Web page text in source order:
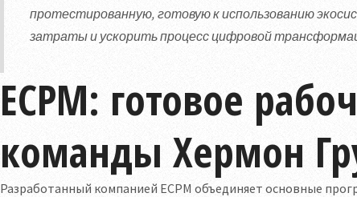
протестированную, готовую к использованию
затраты и ускорить процесс цифровой
ЕСРМ: готовое
команды Хермон
Разработанный компанией ЕСРМ объединяет основные